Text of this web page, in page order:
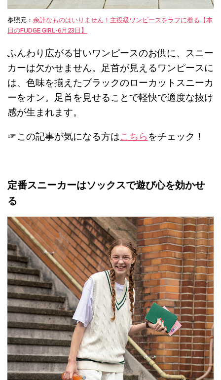
参照元： 余計なものはいりません！主役級ワンピースをラフに着る【本
日のFUDGE GIRL-6月23日】
ふんわり広がる甘いワンピースのお供に、スニー
カーは欠かせません。足首が見えるワンピースに
は、色味を揃えたブラックのローカットスニーカ
ーをオン。足首を見せることで軽快で適度な抜け
感が生まれます。
☞この記事が気になる方はこちらをチェック！
定番スニーカーはソックスで遊び心を効かせ
る